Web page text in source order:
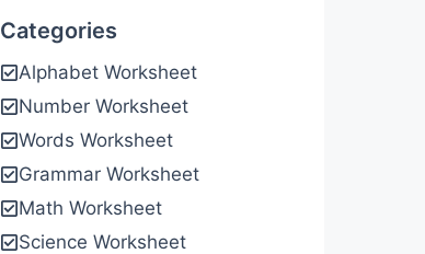
Categories
Alphabet Worksheet
Number Worksheet
Words Worksheet
Grammar Worksheet
Math Worksheet
Science Worksheet